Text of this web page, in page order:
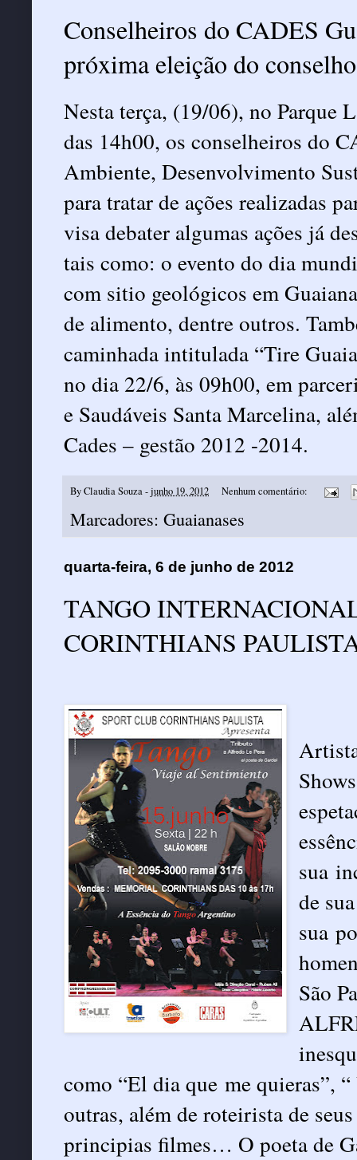
Conselheiros do CADES
próxima eleição do
Nesta terça, (19/06), no Parque
das 14h00, os conselheiros do
Ambiente, Desenvolvimento
para tratar de ações realizadas
visa debater algumas ações já
tais como: o evento do dia
com sitio geológicos em
de alimento, dentre outros.
caminhada intitulada “Tire
no dia 22/6, às 09h00, em
e Saudáveis Santa Marcelina,
Cades – gestão 2012 -2014.
ByClaudia Souza-junho 19, 2012 Nenhum comentário:
Marcadores: Guaianases
quarta-feira, 6 de junho de 2012
TANGO
CORINTHIANS
sua
de
sua
São
como “El dia que me quieras”,
outras, além de roteirista de seus
principias filmes… O poeta de